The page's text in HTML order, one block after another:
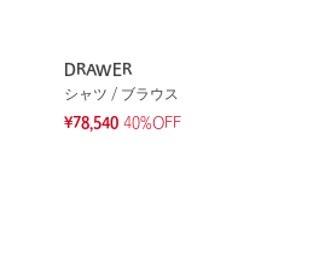
DRAWER
シャツ / ブラウス
¥78,540 40%OFF